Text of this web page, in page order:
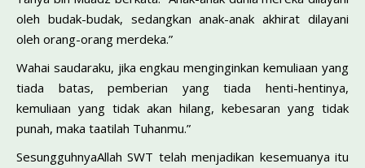
oleh budak-budak, sedangkan anak-anak akhirat dilayani
oleh orang-orang merdeka.”
Wahai saudaraku, jika engkau menginginkan kemuliaan yang
tiada batas, pemberian yang tiada henti-hentinya,
kemuliaan yang tidak akan hilang, kebesaran yang tidak
punah, maka taatilah Tuhanmu.”
SesungguhnyaAllah SWT telah menjadikan kesemuanya itu